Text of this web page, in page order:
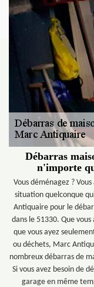
Débarras
n'importe
Vous déménagez ?
situation quelconque
Antiquaire pour le
dans le 51330. Que
que vous ayez
ou déchets, Marc
nombreux débarras de
Si vous avez besoin de
garage en même